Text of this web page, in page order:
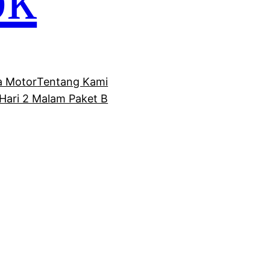
MotorTentang Kami
2 Malam Paket B